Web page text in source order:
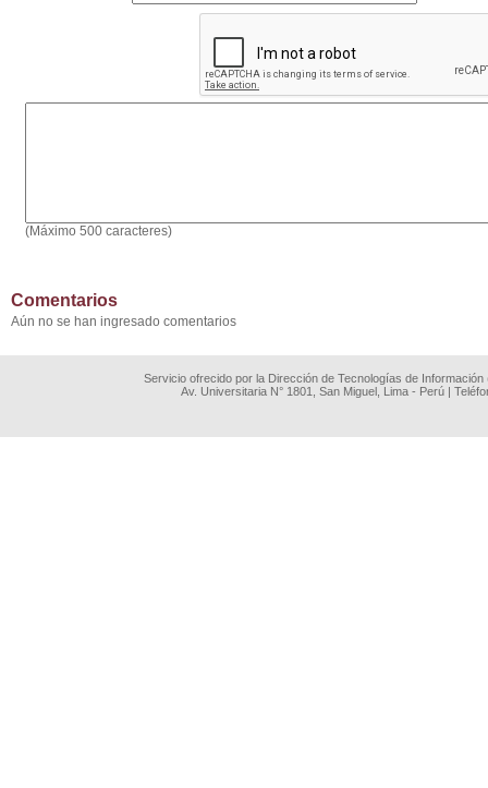
(Máximo 500 caracteres)
Comentarios
Aún no se han ingresado comentarios
Servicio ofrecido por la Dirección de Tecnologías de
Av. Universitaria N° 1801, San Miguel, Lima - Perú |